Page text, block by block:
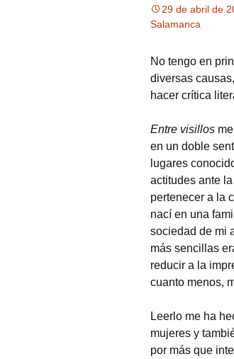
Fotos
útiles
29 de abril de
Salamanca
No tengo en
diversas
hacer crítica
Entre visillos
en un doble
lugares
actitudes ante
pertenecer a la
nací en una
sociedad de mi
más sencillas
reducir a la
cuanto menos,
Leerlo me ha
mujeres y
por más que